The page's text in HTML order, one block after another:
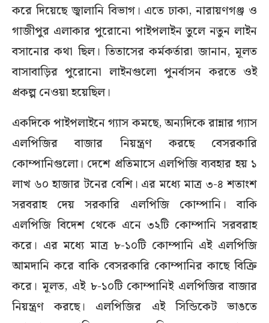
করে দিয়েছে জ্বালানি বিভাগ। এতে ঢাকা, নারায়ণগঞ্জ ও
গাজীপুর এলাকার পুরোনো পাইপলাইন তুলে নতুন লাইন
বসানোর কথা ছিল। তিতাসের কর্মকর্তারা জানান, মূলত
বাসাবাড়ির পুরোনো লাইনগুলো পুনর্বাসন করতে ওই
প্রকল্প নেওয়া হয়েছিল।
একদিকে পাইপলাইনে গ্যাস কমছে, অন্যদিকে রান্নার গ্যাস
এলপিজির বাজার নিয়ন্ত্রণ করছে বেসরকারি
কোম্পানিগুলো। দেশে প্রতিমাসে এলপিজি ব্যবহার হয় ১
লাখ ৬০ হাজার টনের বেশি। এর মধ্যে মাত্র ৩-৪ শতাংশ
সরবরাহ দেয় সরকারি এলপিজি কোম্পানি। বাকি
এলপিজি বিদেশ থেকে এনে ৩২টি কোম্পানি সরবরাহ
করে। এর মধ্যে মাত্র ৮-১০টি কোম্পানি এই এলপিজি
আমদানি করে বাকি বেসরকারি কোম্পানির কাছে বিক্রি
করে। মূলত, এই ৮-১০টি কোম্পানিই এলপিজির বাজার
নিয়ন্ত্রণ করছে। এলপিজির এই সিন্ডিকেট ভাঙতে